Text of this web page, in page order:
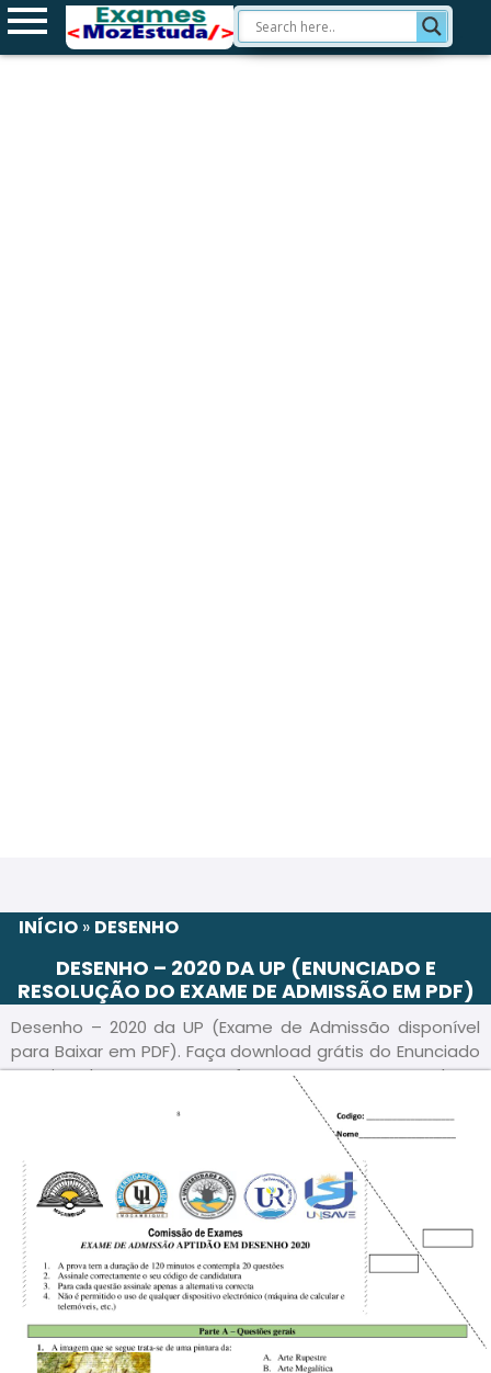
INÍCIO » DESENHO
DESENHO – 2020 DA UP (ENUNCIADO E
RESOLUÇÃO DO EXAME DE ADMISSÃO EM PDF)
Desenho – 2020 da UP (Exame de Admissão disponível
para Baixar em PDF). Faça download grátis do Enunciado
e Guião deste exame em formato PDF e acompanhe a
Resolução/ Guia de correção passo a passo, para sua